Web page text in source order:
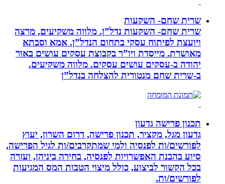
שרית שחם- השקעות
שרית שחם- השקעות נדל”ן. מלווה משקיעים, מרצה
ויועצת לפיתוח עסקי בתחום הנדל”ן. אמא וסבתא
מאושרת. ‏מייסדת ויו”ר בקבוצת עסקים עושים באור
יהודה‏ ב-‏עסקים עושים עסקים‏. ‏מלווה משקיעים,
ב-‏שרית שחם מנטורית להצלחה בנדל”ן‏
תכנון פרישה גדעון
גדעון מגל, מקציר, תכנון פרישה, דרום השרון, יעוץ
לפורשים/ות לפנסיה ולמי שמתקרבים/ות לגיל הפרישה,
סיוע בהבנת האפשרויות לפנסיה, בחירה ביניהן, ועזרה
בכל הקשור לביצוע, כולל מיצוי הטבות המס המגיעות
לפורשים/ות.